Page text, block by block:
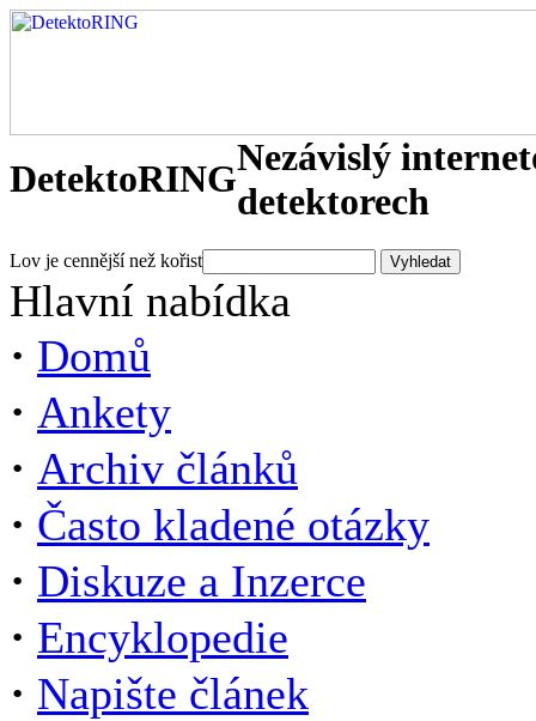
DetektoRINGNezávislý
detektorech
Lov je cennější než kořist
Hlavní nabídka
· Domů
· Ankety
· Archiv článků
· Často kladené otázky
· Diskuze a Inzerce
· Encyklopedie
· Napište článek